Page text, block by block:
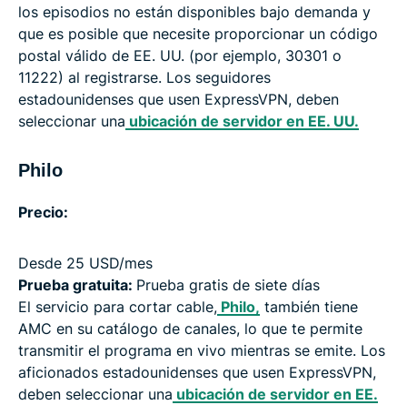
los episodios no están disponibles bajo demanda y
que es posible que necesite proporcionar un código
postal válido de EE. UU. (por ejemplo, 30301 o
11222) al registrarse. Los seguidores
estadounidenses que usen ExpressVPN, deben
seleccionar una ubicación de servidor en EE. UU.
Philo
Precio:
Desde 25 USD/mes
Prueba gratuita: Prueba gratis de siete días
El servicio para cortar cable, Philo, también tiene
AMC en su catálogo de canales, lo que te permite
transmitir el programa en vivo mientras se emite. Los
aficionados estadounidenses que usen ExpressVPN,
deben seleccionar una ubicación de servidor en EE.